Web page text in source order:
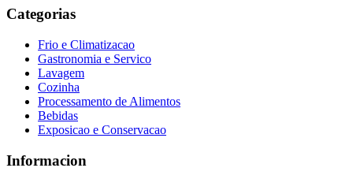
Categorias
Frio e Climatizacao
Gastronomia e Servico
Lavagem
Cozinha
Processamento de Alimentos
Bebidas
Exposicao e Conservacao
Informacion